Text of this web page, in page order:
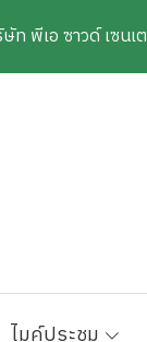
ท พีเอ ซาวด์ เซน
ไมค์ประชุม